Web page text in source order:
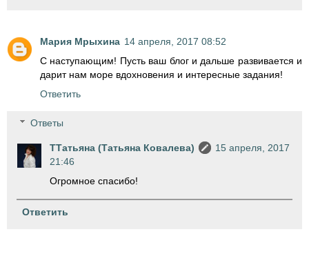
Мария Мрыхина 14 апреля, 2017 08:52
С наступающим! Пусть ваш блог и дальше развивается и
дарит нам море вдохновения и интересные задания!
Ответить
Ответы
ТТатьяна (Татьяна Ковалева)
15 апреля, 2017
21:46
Огромное спасибо!
Ответить